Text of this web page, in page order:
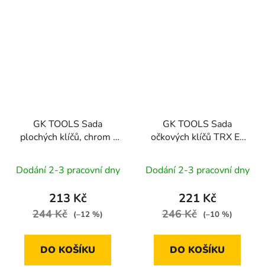
GK TOOLS Sada
plochých klíčů, chrom |
plastový držák
Dodání 2-3 pracovní dny
213 Kč
244 Kč (–12 %)
DO KOŠÍKU
GK TOOLS Sada
očkových klíčů TRX E-
Dodání 2-3 pracovní dny
221 Kč
246 Kč (–10 %)
DO KOŠÍKU